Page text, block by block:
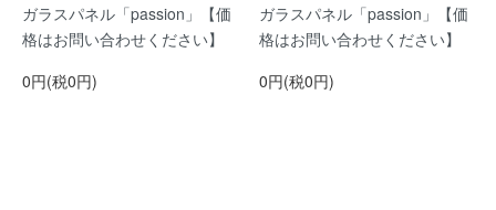
ガラスパネル「passion」【価
格はお問い合わせください】
0円(税0円)
ガラスパネル「passion」【価
格はお問い合わせください】
0円(税0円)